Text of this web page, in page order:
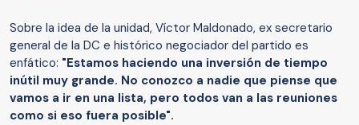
Sobre la idea de la unidad, Víctor Maldonado, ex secretario
general de la DC e histórico negociador del partido es
enfático: "Estamos haciendo una inversión de tiempo
inútil muy grande. No conozco a nadie que piense que
vamos a ir en una lista, pero todos van a las reuniones
como si eso fuera posible".